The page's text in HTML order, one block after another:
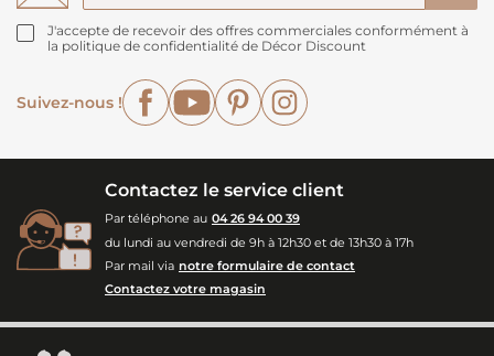
J'accepte de recevoir des offres commerciales conformément à
la politique de confidentialité de Décor Discount
Suivez-nous !
FacebookYouTubePinterest
Contactez le service client
Par téléphone au 04 26 94 00 39
du lundi au vendredi de 9h à 12h30 et de 13h30 à 17h
Par mail via notre formulaire de contact
Contactez votre magasin